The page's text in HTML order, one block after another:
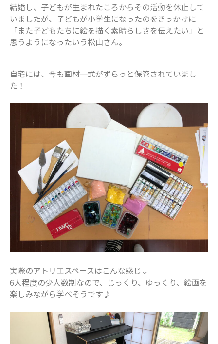
2022年8月
2022年7月
2022年6月
2022年3月
2022年1月
2021年12月
2021年11月
2021年10月
2021年8月
2021年7月
2021年6月
2021年5月
2021年4月
2021年3月
2021年1月
2020年12月
2020年10月
2020年9月
結婚し、子どもが生まれたころからその活動を休止して
いましたが、子どもが小学生になったのをきっかけに
「また子どもたちに絵を描く素晴らしさを伝えたい」と
思うようになったいう松山さん。
自宅には、今も画材一式がずらっと保管されていまし
た！
実際のアトリエスペースはこんな感じ↓
6人程度の少人数制なので、じっくり、ゆっくり、絵画を
楽しみながら学べそうです♪